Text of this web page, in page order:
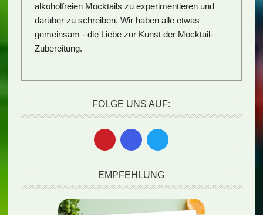
alkoholfreien Mocktails zu experimentieren und
darüber zu schreiben. Wir haben alle etwas
gemeinsam - die Liebe zur Kunst der Mocktail-
Zubereitung.
FOLGE UNS AUF:
EMPFEHLUNG